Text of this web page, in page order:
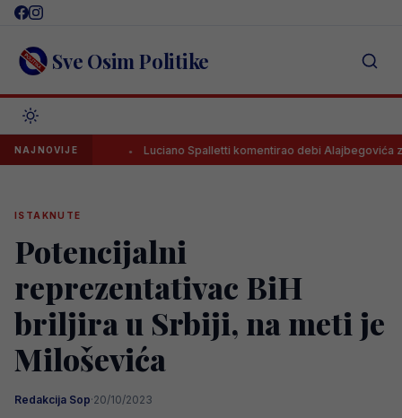
Skip
content Sve Osim Politike
NAJNOVIJE
test! Luciano Spalletti komentirao debi Alajbegovića za
ISTAKNUTE
Potencijalni
reprezentativac BiH
briljira u Srbiji, na meti je
Miloševića
Redakcija Sop·20/10/2023